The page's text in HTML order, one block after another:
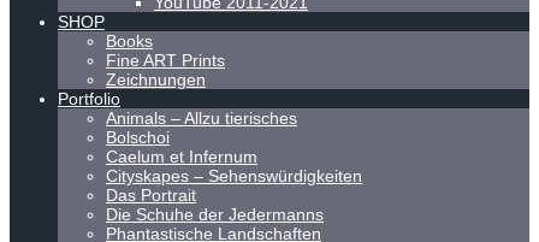
SHOP
Books
Fine ART Prints
Zeichnungen
Portfolio
Animals – Allzu tierisches
Bolschoi
Caelum et Infernum
Cityskapes – Sehenswürdigkeiten
Das Portrait
Die Schuhe der Jedermanns
Phantastische Landschaften